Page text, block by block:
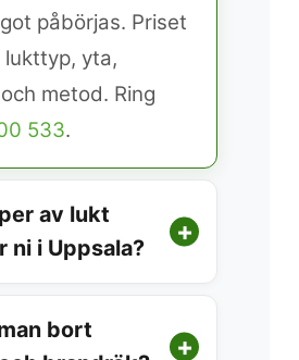
påbörjas. Priset
lukttyp, yta,
metod. Ring
533.
av lukt
ni i Uppsala?
+
katturin, hundurin,
bort
+